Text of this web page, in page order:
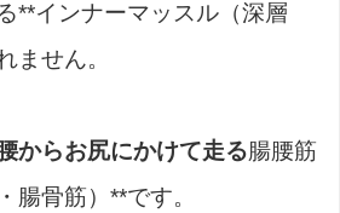
**インナーマッスル（深層
ません。
からお尻にかけて走る 腸腰筋
腸骨筋）**です。